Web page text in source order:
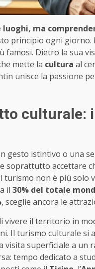
luoghi, ma
principio ogni
Dietro la sua
mette la cultura al
unisce la passione
culturale:
gesto istintivo o una
soprattutto accettare
turismo non è più solo
il 30% del totale
, sceglie ancora le
vivere il territorio in
Il turismo culturale si
visita superficiale a
tempo dedicato a